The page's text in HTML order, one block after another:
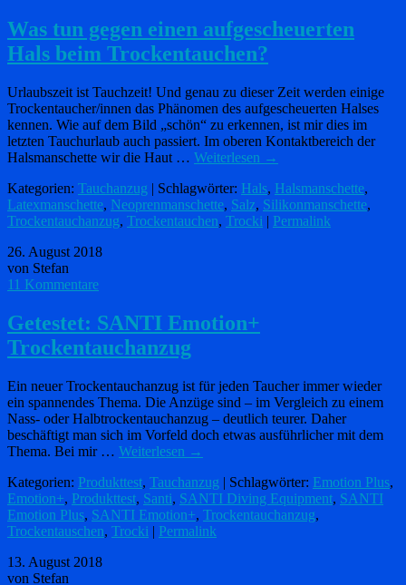
Was tun gegen einen aufgescheuerten
Hals beim Trockentauchen?
Urlaubszeit ist Tauchzeit! Und genau zu dieser Zeit werden einige
Trockentaucher/innen das Phänomen des aufgescheuerten Halses
kennen. Wie auf dem Bild „schön“ zu erkennen, ist mir dies im
letzten Tauchurlaub auch passiert. Im oberen Kontaktbereich der
Halsmanschette wir die Haut … Weiterlesen →
Kategorien: Tauchanzug | Schlagwörter: Hals, Halsmanschette,
Latexmanschette, Neoprenmanschette, Salz, Silikonmanschette,
Trockentauchanzug, Trockentauchen, Trocki | Permalink
26. August 2018
von Stefan
11 Kommentare
Getestet: SANTI Emotion+
Trockentauchanzug
Ein neuer Trockentauchanzug ist für jeden Taucher immer wieder
ein spannendes Thema. Die Anzüge sind – im Vergleich zu einem
Nass- oder Halbtrockentauchanzug – deutlich teurer. Daher
beschäftigt man sich im Vorfeld doch etwas ausführlicher mit dem
Thema. Bei mir … Weiterlesen →
Kategorien: Produkttest, Tauchanzug | Schlagwörter: Emotion Plus,
Emotion+, Produkttest, Santi, SANTI Diving Equipment, SANTI
Emotion Plus, SANTI Emotion+, Trockentauchanzug,
Trockentauschen, Trocki | Permalink
13. August 2018
von Stefan